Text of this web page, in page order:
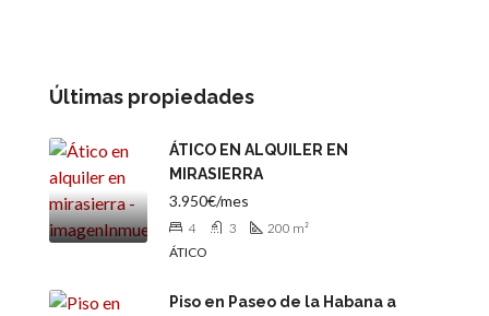
Últimas propiedades
ÁTICO EN ALQUILER EN
MIRASIERRA
3.950€/mes
4 3 200 m²
ÁTICO
Piso en Paseo de la Habana a